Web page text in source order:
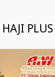
HAJI